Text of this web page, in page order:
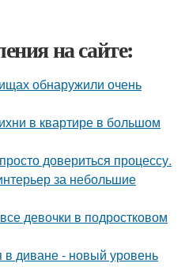
на сайте:
обнаружили очень
в квартире в большом
довериться процессу.
за небольшие
девочки в подростковом
в диване - новый уровень